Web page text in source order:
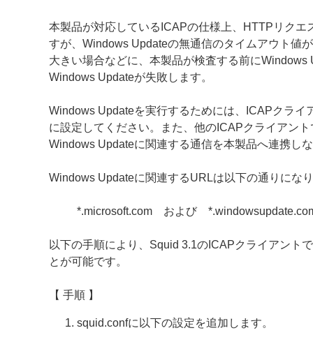
本製品が対応しているICAPの仕様上、HTTPリク
すが、Windows Updateの無通信のタイムアウト値
大きい場合などに、本製品が検査する前に
Windows Updateが失敗します。
Windows Updateを実行するためには、ICAPクラ
に設定してください。また、他のICAPクライアン
Windows Updateに関連する通信を本製品へ連携し
Windows Updateに関連するURLは以下の通りにな
*.microsoft.com および
以下の手順により、Squid 3.1のICAPクライアント
とが可能です。
【 手順 】
squid.confに以下の設定を追加します。